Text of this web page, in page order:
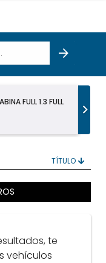
FULL 1.3 FULL
te
vehículos